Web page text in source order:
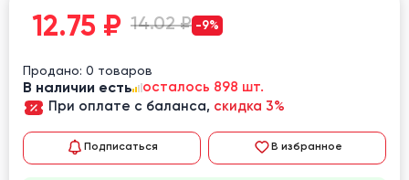
12.75 ₽ 14.02 ₽ -9%
Продано: 0 товаров
В наличии есть
осталось 898 шт.
При оплате с баланса, скидка 3%
Подписаться В избранное